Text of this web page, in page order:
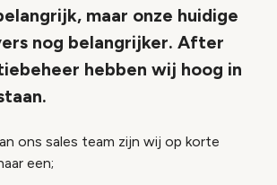
maar onze huidige
nog belangrijker. After
hebben wij hoog in
ons sales team zijn wij op korte
een;